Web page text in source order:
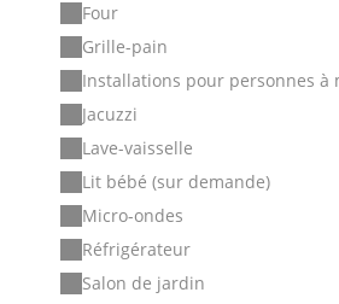
Four
Grille-pain
Installations pour personnes à
Jacuzzi
Lave-vaisselle
Lit bébé (sur demande)
Micro-ondes
Réfrigérateur
Salon de jardin